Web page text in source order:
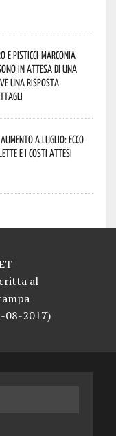
e Pisticci-Marconia
in attesa di una
una risposta
a luglio: ecco
e i costi attesi
al
08-2017)